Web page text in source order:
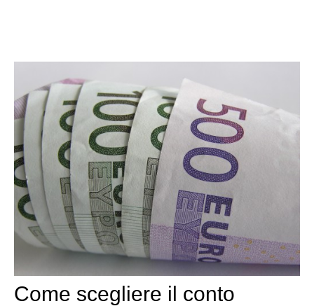
Come scegliere il conto